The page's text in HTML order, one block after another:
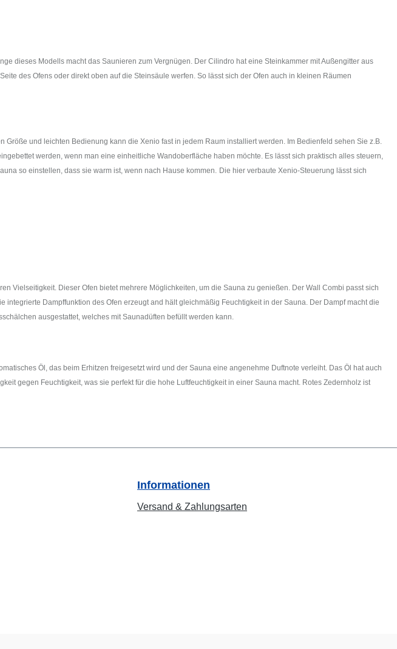
dieses Modells macht das Saunieren zum Vergnügen. Der Cilindro hat eine Steinkammer mit Außengitter aus
des Ofens oder direkt oben auf die Steinsäule werfen. So lässt sich der Ofen auch in kleinen Räumen
und leichten Bedienung kann die Xenio fast in jedem Raum installiert werden. Im Bedienfeld sehen Sie z.B.
werden, wenn man eine einheitliche Wandoberfläche haben möchte. Es lässt sich praktisch alles steuern,
so einstellen, dass sie warm ist, wenn nach Hause kommen. Die hier verbaute Xenio-Steuerung lässt sich
Vielseitigkeit. Dieser Ofen bietet mehrere Möglichkeiten, um die Sauna zu genießen. Der Wall Combi passt sich
Dampffunktion des Ofen erzeugt and hält gleichmäßig Feuchtigkeit in der Sauna. Der Dampf macht die
ausgestattet, welches mit Saunadüften befüllt werden kann.
Öl, das beim Erhitzen freigesetzt wird und der Sauna eine angenehme Duftnote verleiht. Das Öl hat auch
gegen Feuchtigkeit, was sie perfekt für die hohe Luftfeuchtigkeit in einer Sauna macht. Rotes Zedernholz ist
Informationen
Versand & Zahlungsarten